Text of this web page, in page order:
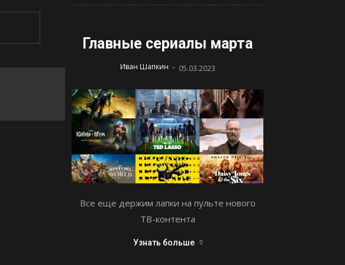
Главные сериалы марта
Иван Шапкин - 05.03.2023
Все еще держим лапки на пульте нового
ТВ-контента
Узнать больше